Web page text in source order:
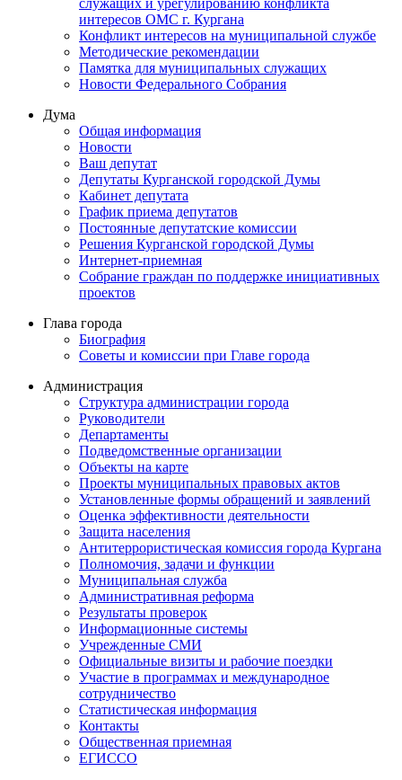
служащих и урегулированию конфликта
интересов ОМС г. Кургана
Конфликт интересов на муниципальной службе
Методические рекомендации
Памятка для муниципальных служащих
Новости Федерального Cобрания
Дума
Общая информация
Новости
Ваш депутат
Депутаты Курганской городской Думы
Кабинет депутата
График приема депутатов
Постоянные депутатские комиссии
Решения Курганской городской Думы
Интернет-приемная
Собрание граждан по поддержке инициативных
проектов
Глава города
Биография
Советы и комиссии при Главе города
Администрация
Структура администрации города
Руководители
Департаменты
Подведомственные организации
Объекты на карте
Проекты муниципальных правовых актов
Установленные формы обращений и заявлений
Оценка эффективности деятельности
Защита населения
Антитеррористическая комиссия города Кургана
Полномочия, задачи и функции
Муниципальная служба
Административная реформа
Результаты проверок
Информационные системы
Учрежденные СМИ
Официальные визиты и рабочие поездки
Участие в программах и международное
сотрудничество
Статистическая информация
Контакты
Общественная приемная
ЕГИССО